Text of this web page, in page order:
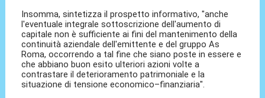
Insomma, sintetizza il prospetto informativo, "anche
l'eventuale integrale sottoscrizione dell'aumento di
capitale non è sufficiente ai fini del mantenimento della
continuità aziendale dell'emittente e del gruppo As
Roma, occorrendo a tal fine che siano poste in essere e
che abbiano buon esito ulteriori azioni volte a
contrastare il deterioramento patrimoniale e la
situazione di tensione economico–finanziaria".